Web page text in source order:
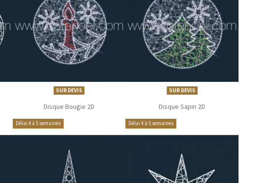
SUR DEVIS
Disque Bougie 2D
SUR DEVIS
Disque Sapin 2D
Délai 4 à 5 semaines Délai 4 à 5 semaines